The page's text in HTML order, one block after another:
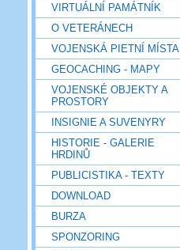
VIRTUÁLNÍ PAMÁTNÍK
O VETERÁNECH
VOJENSKÁ PIETNÍ MÍSTA
GEOCACHING - MAPY
VOJENSKÉ OBJEKTY A
PROSTORY
INSIGNIE A SUVENYRY
HISTORIE - GALERIE
HRDINŮ
PUBLICISTIKA - TEXTY
DOWNLOAD
BURZA
SPONZORING